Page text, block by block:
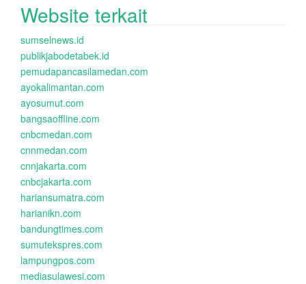
Website terkait
sumselnews.id
publikjabodetabek.id
pemudapancasilamedan.com
ayokalimantan.com
ayosumut.com
bangsaoffline.com
cnbcmedan.com
cnnmedan.com
cnnjakarta.com
cnbcjakarta.com
hariansumatra.com
harianikn.com
bandungtimes.com
sumutekspres.com
lampungpos.com
mediasulawesi.com